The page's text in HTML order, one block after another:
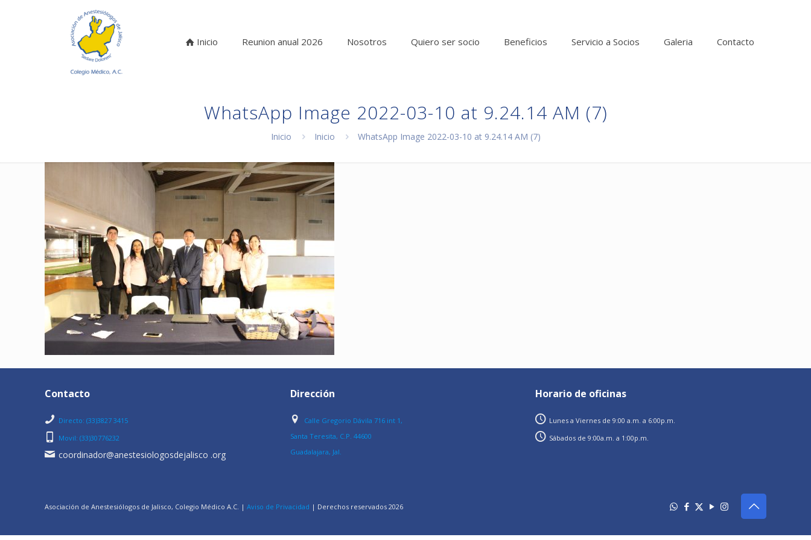
Inicio Reunion anual 2026 Nosotros Quiero ser socio Beneficios Servicio a Socios Galeria Contacto
WhatsApp Image 2022-03-10 at 9.24.14 AM (7)
Inicio Inicio WhatsApp Image 2022-03-10 at 9.24.14 AM (7)
Contacto
Directo: (33)3827 3415
Movil: (33)30776232
coordinador@anestesiologosdejalisco .org
Dirección
Calle Gregorio Dávila 716 int 1,
Santa Teresita, C.P. 44600
Guadalajara, Jal.
Horario de oficinas
Lunes a Viernes de 9:00 a.m. a 6:00p.m.
Sábados de 9:00a.m. a 1:00p.m.
Asociación de Anestesiólogos de Jalisco, Colegio Médico A.C. | Aviso de Privacidad | Derechos reservados 2026